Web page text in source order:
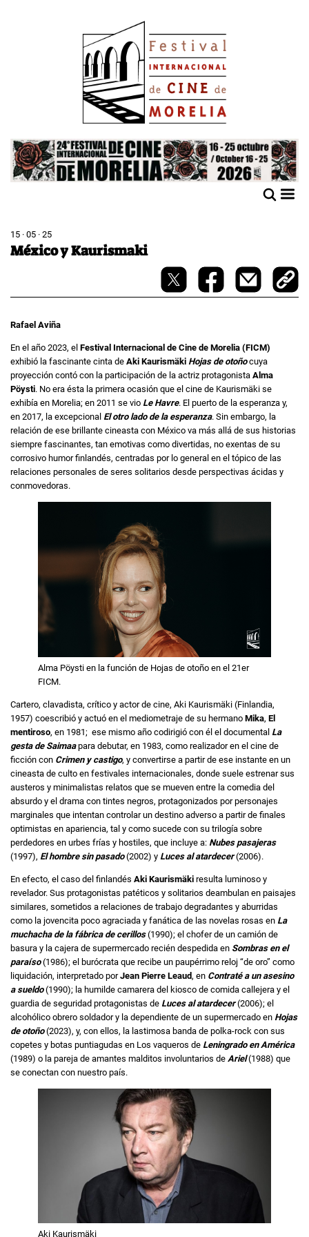
Image
15 · 05 · 25
México y Kaurismaki
Rafael Aviña
En el año 2023, el Festival Internacional de Cine de Morelia (FICM)
exhibió la fascinante cinta de Aki Kaurismäki Hojas de otoñocuya
proyección contó con la participación de la actriz protagonista Alma
Pöysti. No era ésta la primera ocasión que el cine de Kaurismäki se
exhibía en Morelia; en 2011 se vio Le Havre. El puerto de la esperanza y,
en 2017, la excepcional El otro lado de la esperanza. Sin embargo, la
relación de ese brillante cineasta con México va más allá de sus historias
siempre fascinantes, tan emotivas como divertidas, no exentas de su
corrosivo humor finlandés, centradas por lo general en el tópico de las
relaciones personales de seres solitarios desde perspectivas ácidas y
conmovedoras.
Alma Pöysti en la función de Hojas de otoño en el 21er
FICM.
Cartero, clavadista, crítico y actor de cine, Aki Kaurismäki (Finlandia,
1957) coescribió y actuó en el mediometraje de su hermano Mika, El
mentiroso, en 1981; ese mismo año codirigió con él el documental La
gesta de Saimaapara debutar, en 1983, como realizador en el cine de
ficción con Crimen y castigo, y convertirse a partir de ese instante en un
cineasta de culto en festivales internacionales, donde suele estrenar sus
austeros y minimalistas relatos que se mueven entre la comedia del
absurdo y el drama con tintes negros, protagonizados por personajes
marginales que intentan controlar un destino adverso a partir de finales
optimistas en apariencia, tal y como sucede con su trilogía sobre
perdedores en urbes frías y hostiles, que incluye a: Nubes pasajeras
(1997), El hombre sin pasado(2002) y Luces al atardecer(2006).
En efecto, el caso del finlandés Aki Kaurismäki resulta luminoso y
revelador. Sus protagonistas patéticos y solitarios deambulan en paisajes
similares, sometidos a relaciones de trabajo degradantes y aburridas
como la jovencita poco agraciada y fanática de las novelas rosas en La
muchacha de la fábrica de cerillos(1990); el chofer de un camión de
basura y la cajera de supermercado recién despedida en Sombras en el
paraíso(1986); el burócrata que recibe un paupérrimo reloj “de oro” como
liquidación, interpretado porJean Pierre Leaud, en Contraté a un asesino
a sueldo(1990); la humilde camarera del kiosco de comida callejera y el
guardia de seguridad protagonistas de Luces al atardecer(2006); el
alcohólico obrero soldador y la dependiente de un supermercado en Hojas
de otoño(2023), y, con ellos, la lastimosa banda de polka-rock con sus
copetes y botas puntiagudas en Los vaqueros de Leningrado en América
(1989) o la pareja de amantes malditos involuntarios de Ariel(1988) que
se conectan con nuestro país.
Aki Kaurismäki